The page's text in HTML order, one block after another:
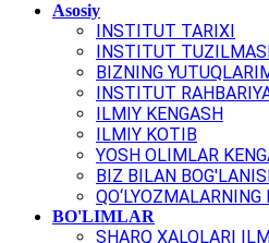
Asosiy
INSTITUT TARIXI
INSTITUT
BIZNING
INSTITUT
ILMIY KENGASH
ILMIY KOTIB
YOSH OLIMLAR
BIZ BILAN
BO'LIMLAR
SHARQ XALQLARI